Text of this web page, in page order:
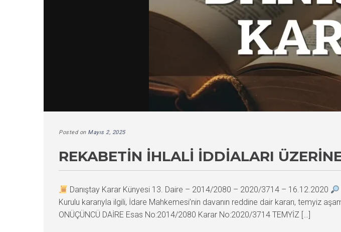
Posted on Mayıs 2, 2025
REKABETIN İHLALI İDDIALARI
Danıştay Karar Künyesi 13. Daire – 2014/2080 – 2020/3714 – 16.12.2020
Kurulu kararıyla ilgili, İdare Mahkemesi’nin davanın reddine dair kararı, temyiz
ONÜÇÜNCÜ DAİRE Esas No:2014/2080 Karar No:2020/3714 TEMYİZ […]